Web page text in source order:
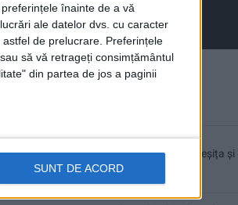
înainte de a vă
ale datelor dvs. cu caracter
de prelucrare. Preferințele
să vă retrageți consimțământul
din partea de jos a paginii
SUNT DE ACORD
Accident mortal între Reșița
TIR în flăcări!